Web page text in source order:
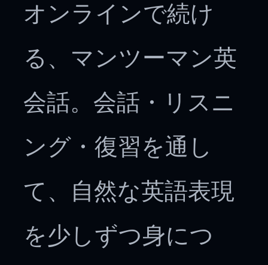
オンラインで続け
る、マンツーマン英
会話。会話・リスニ
ング・復習を通し
て、自然な英語表現
を少しずつ身につ